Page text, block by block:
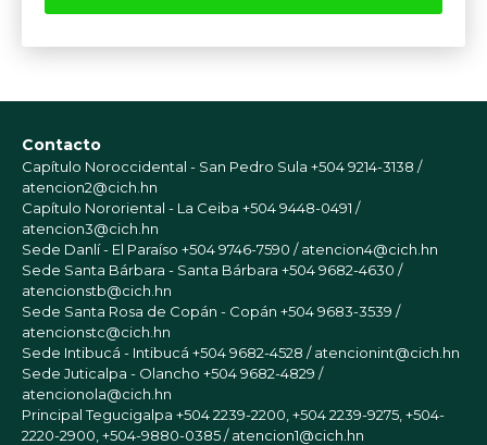
Contacto
Capítulo Noroccidental - San Pedro Sula +504 9214-3138 /
atencion2@cich.hn
Capítulo Nororiental - La Ceiba +504 9448-0491 /
atencion3@cich.hn
Sede Danlí - El Paraíso +504 9746-7590 / atencion4@cich.hn
Sede Santa Bárbara - Santa Bárbara +504 9682-4630 /
atencionstb@cich.hn
Sede Santa Rosa de Copán - Copán +504 9683-3539 /
atencionstc@cich.hn
Sede Intibucá - Intibucá +504 9682-4528 / atencionint@cich.hn
Sede Juticalpa - Olancho +504 9682-4829 /
atencionola@cich.hn
Principal Tegucigalpa +504 2239-2200, +504 2239-9275, +504-
2220-2900, +504-9880-0385 / atencion1@cich.hn